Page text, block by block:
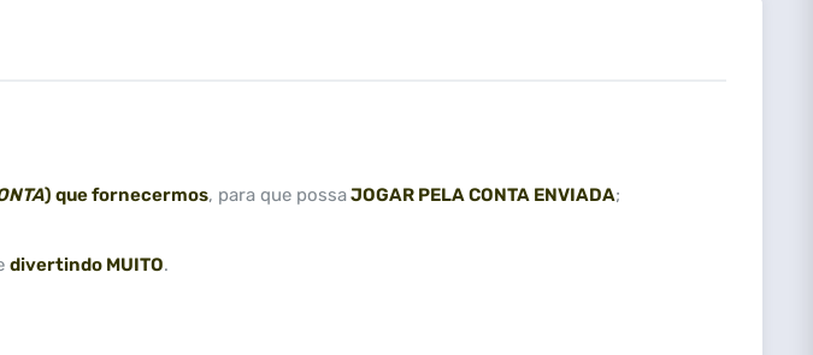
) que fornecermos, para que possaJOGAR PELA CONTA ENVIADA;
divertindo MUITO.